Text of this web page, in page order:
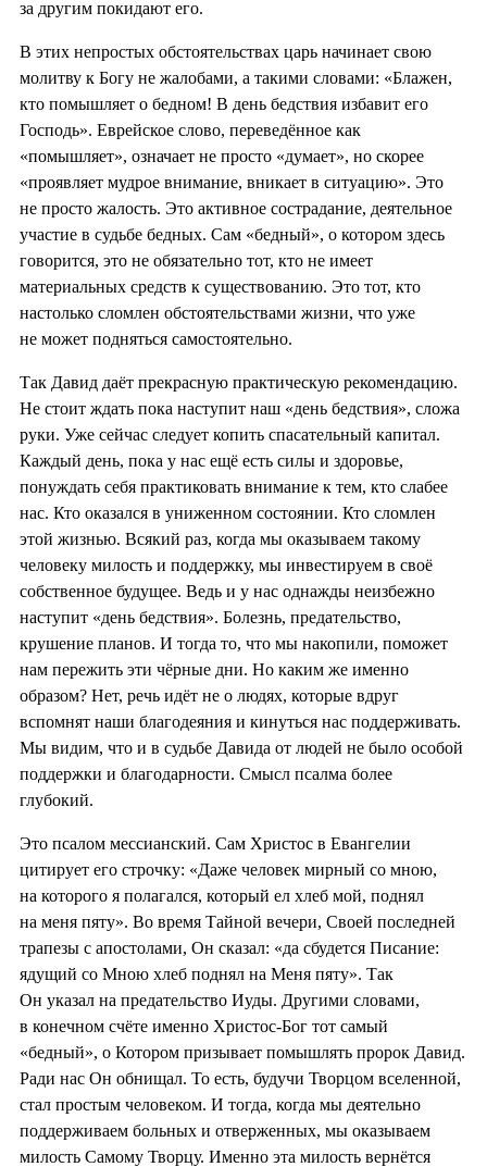
за другим покидают его.
В этих непростых обстоятельствах царь начинает свою
молитву к Богу не жалобами, а такими словами: «Блажен,
кто помышляет о бедном! В день бедствия избавит его
Господь». Еврейское слово, переведённое как
«помышляет», означает не просто «думает», но скорее
«проявляет мудрое внимание, вникает в ситуацию». Это
не просто жалость. Это активное сострадание, деятельное
участие в судьбе бедных. Сам «бедный», о котором здесь
говорится, это не обязательно тот, кто не имеет
материальных средств к существованию. Это тот, кто
настолько сломлен обстоятельствами жизни, что уже
не может подняться самостоятельно.
Так Давид даёт прекрасную практическую рекомендацию.
Не стоит ждать пока наступит наш «день бедствия», сложа
руки. Уже сейчас следует копить спасательный капитал.
Каждый день, пока у нас ещё есть силы и здоровье,
понуждать себя практиковать внимание к тем, кто слабее
нас. Кто оказался в униженном состоянии. Кто сломлен
этой жизнью. Всякий раз, когда мы оказываем такому
человеку милость и поддержку, мы инвестируем в своё
собственное будущее. Ведь и у нас однажды неизбежно
наступит «день бедствия». Болезнь, предательство,
крушение планов. И тогда то, что мы накопили, поможет
нам пережить эти чёрные дни. Но каким же именно
образом? Нет, речь идёт не о людях, которые вдруг
вспомнят наши благодеяния и кинуться нас поддерживать.
Мы видим, что и в судьбе Давида от людей не было особой
поддержки и благодарности. Смысл псалма более
глубокий.
Это псалом мессианский. Сам Христос в Евангелии
цитирует его строчку: «Даже человек мирный со мною,
на которого я полагался, который ел хлеб мой, поднял
на меня пяту». Во время Тайной вечери, Своей последней
трапезы с апостолами, Он сказал: «да сбудется Писание:
ядущий со Мною хлеб поднял на Меня пяту». Так
Он указал на предательство Иуды. Другими словами,
в конечном счёте именно Христос-Бог тот самый
«бедный», о Котором призывает помышлять пророк Давид.
Ради нас Он обнищал. То есть, будучи Творцом вселенной,
стал простым человеком. И тогда, когда мы деятельно
поддерживаем больных и отверженных, мы оказываем
милость Самому Творцу. Именно эта милость вернётся